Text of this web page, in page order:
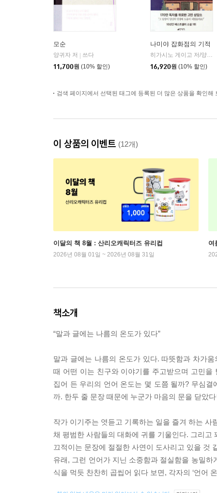
모순
양귀자 저
쓰다
11,700원 (10% 할인)
나미야 잡화점의 기적
히가시노 게이고 저/양윤옥 역
16,920원 (10% 할인)
검색 페이지에서 선택된 태그에 등록된 더 많은 상품을 확인해
이 상품의 이벤트 (12개)
이달의 책 8월 : 산리오캐릭터즈 유리컵
2026년 08월 01일 ~ 2026년 08월 31일
여
책소개
“말과 글에는 나름의 온도가 있다”
말과 글에는 나름의 온도가 있다. 따뜻함과 차가
때 어떤 이는 친구와 이야기를 주고받으며 고민
집어 든 우리의 언어 온도는 몇 도쯤 될까? 무심
까. 한두 줄 문장 때문에 누군가 마음의 문을 닫았
작가 이기주는 엿듣고 기록하는 일을 즐겨 하는
채 평범한 사람들의 대화에 귀를 기울인다. 그리
끄적이는 문장에 절절한 사연이 도사리고 있을 것
유래, 그런 언어가 지닌 소중함과 절실함을 농밀
식을 먹듯 찬찬히 곱씹어 읽다 보면, 각자의 ‘언어